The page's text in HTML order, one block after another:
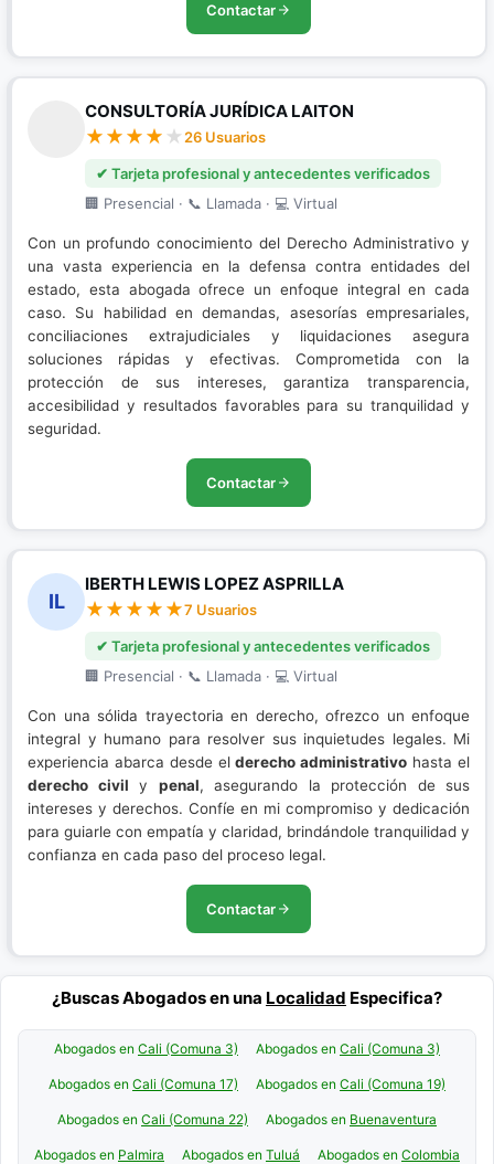
Contactar
CONSULTORÍA JURÍDICA LAITON
26 Usuarios
✔ Tarjeta profesional y antecedentes verificados
🏢 Presencial · 📞 Llamada · 💻 Virtual
Con un profundo conocimiento del Derecho Administrativo y
una vasta experiencia en la defensa contra entidades del
estado, esta abogada ofrece un enfoque integral en cada
caso. Su habilidad en demandas, asesorías empresariales,
conciliaciones extrajudiciales y liquidaciones asegura
soluciones rápidas y efectivas. Comprometida con la
protección de sus intereses, garantiza transparencia,
accesibilidad y resultados favorables para su tranquilidad y
seguridad.
Contactar
IL
IBERTH LEWIS LOPEZ ASPRILLA
7 Usuarios
✔ Tarjeta profesional y antecedentes verificados
🏢 Presencial · 📞 Llamada · 💻 Virtual
Con una sólida trayectoria en derecho, ofrezco un enfoque
integral y humano para resolver sus inquietudes legales. Mi
experiencia abarca desde elderecho administrativo hasta el
derecho civil y penal, asegurando la protección de sus
intereses y derechos. Confíe en mi compromiso y dedicación
para guiarle con empatía y claridad, brindándole tranquilidad y
confianza en cada paso del proceso legal.
Contactar
¿Buscas Abogados en una Localidad Especifica?
Abogados en Cali (Comuna 3) Abogados en Cali (Comuna 3)
Abogados en Cali (Comuna 17) Abogados en Cali (Comuna 19)
Abogados en Cali (Comuna 22) Abogados en Buenaventura
Abogados en Palmira Abogados en Tuluá Abogados en Colombia